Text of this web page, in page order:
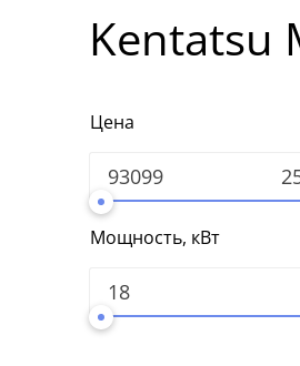
Kentatsu
Цена
Мощность, кВт